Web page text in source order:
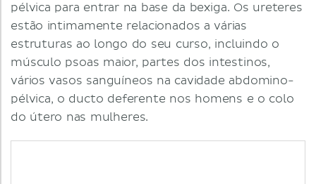
pélvica para entrar na base da bexiga. Os ureteres
estão intimamente relacionados a várias
estruturas ao longo do seu curso, incluindo o
músculo psoas maior, partes dos intestinos,
vários vasos sanguíneos na cavidade abdomino-
pélvica, o ducto deferente nos homens e o colo
do útero nas mulheres.